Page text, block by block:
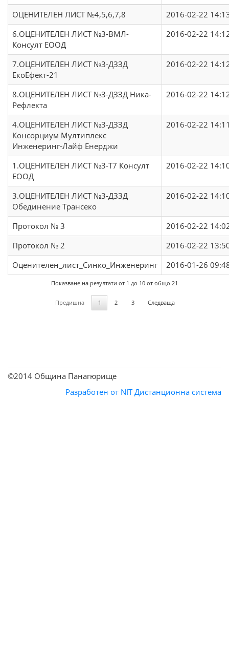
ОЦЕНИТЕЛЕН ЛИСТ №4,5,6,7,8
2016-02-22
6.ОЦЕНИТЕЛЕН ЛИСТ №3-ВМЛ-
Консулт ЕООД
2016-02-22
7.ОЦЕНИТЕЛЕН ЛИСТ №3-ДЗЗД
ЕкоЕфект-21
2016-02-22
8.ОЦЕНИТЕЛЕН ЛИСТ №3-ДЗЗД Ника-
Рефлекта
2016-02-22
4.ОЦЕНИТЕЛЕН ЛИСТ №3-ДЗЗД
Консорциум Мултиплекс
Инженеринг-Лайф Енерджи
2016-02-22
1.ОЦЕНИТЕЛЕН ЛИСТ №3-T7 Консулт
ЕООД
2016-02-22
3.ОЦЕНИТЕЛЕН ЛИСТ №3-ДЗЗД
Обединение Трансеко
2016-02-22
Протокол № 3
2016-02-22
Протокол № 2
2016-02-22
Оценителен_лист_Синко_Инженеринг
2016-01-26
Показване на резултати от 1 до 10 от общо 21
Предишна 1 2 3 Следваща
©2014 Община Панагюрище
Разработен от NIT Дистанционна система